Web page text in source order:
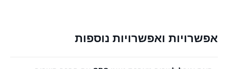
אפשרויות ואפשרויות נוספות